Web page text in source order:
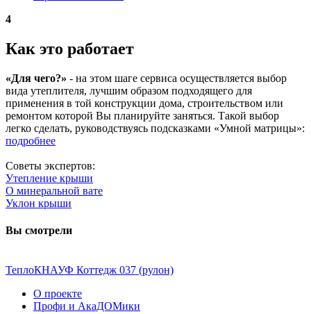
4
Как это работает
«Для чего?» - на этом шаге сервиса осуществляется выбор
вида утеплителя, лучшим образом подходящего для
применения в той конструкции дома, строительством или
ремонтом которой Вы планируйте заняться. Такой выбор
легко сделать, руководствуясь подсказками «Умной матрицы»:
подробнее
Советы экспертов:
Утепление крыши
O минеральной вате
Уклон крыши
Вы смотрели
ТеплоКНАУФ Коттедж 037 (рулон)
О проекте
Профи и АкаДОМики